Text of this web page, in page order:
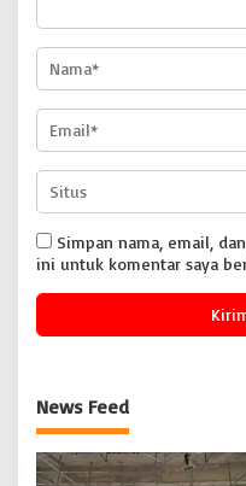
Simpan nama, email,
ini untuk komentar saya
News Feed